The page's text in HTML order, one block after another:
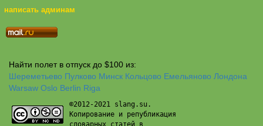
написать админам
Найти полет в отпуск до $100 из:
Шереметьево Пулково Минск Кольцово Емельяново Лондона
Warsaw Oslo Berlin Riga
©2012-2021 slang.su.
Копирование и републикация
словарных статей в